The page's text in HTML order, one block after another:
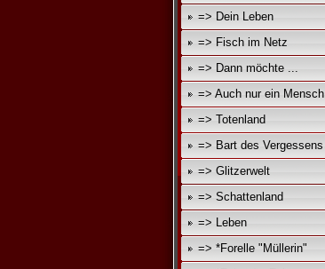
=> Dein Leben
=> Fisch im Netz
=> Dann möchte ...
=> Auch nur ein Mensch
=> Totenland
=> Bart des Vergessens
=> Glitzerwelt
=> Schattenland
=> Leben
=> *Forelle "Müllerin"